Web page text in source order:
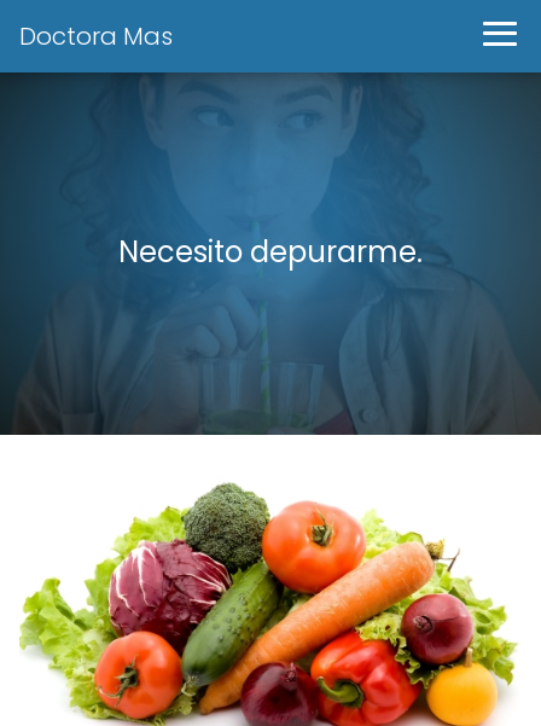
Doctora Mas
Necesito depurarme.